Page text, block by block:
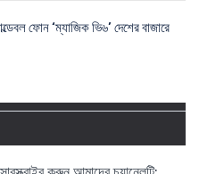
ফোন ‘ম্যাজিক ভি৬’ দেশের বাজারে